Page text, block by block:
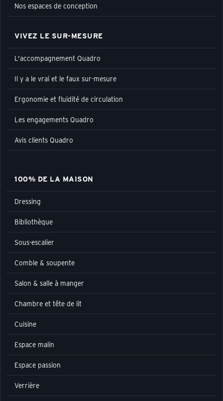
Nos espaces de conception
VIVEZ LE SUR-MESURE
L'accompagnement Quadro
Il y a le vrai et le faux sur-mesure
Ergonomie et fluidité de circulation
Les engagements Quadro
Avis clients Quadro
100% DE LA MAISON
Dressing
Bibliothèque
Sous-escalier
Comble & soupente
Salon & salle à manger
Chambre et tête de lit
Cuisine
Espace malin
Espace passion
Verrière